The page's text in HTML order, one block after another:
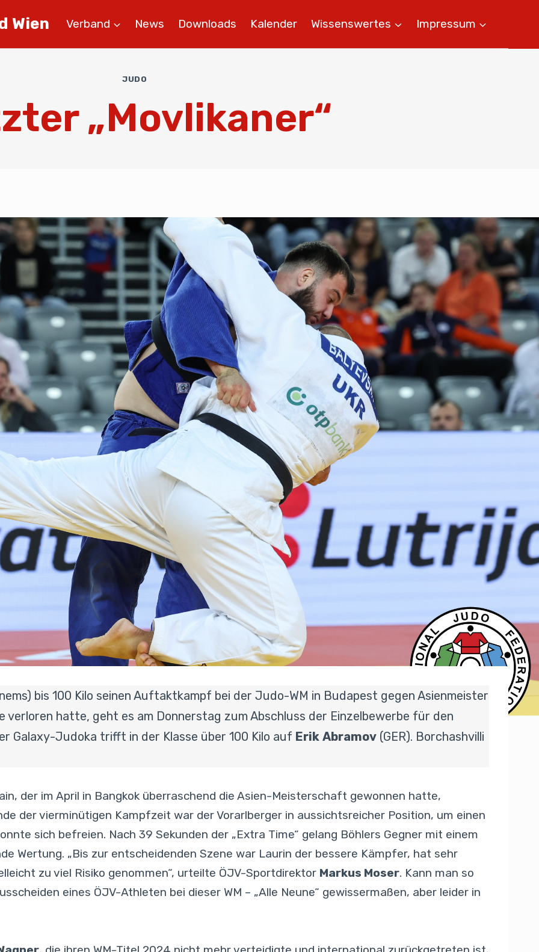
Wien Verband News Downloads Kalender Wissenswertes Impressum
JUDO
„Movlikaner“
bis 100 Kilo seinen Auftaktkampf bei der Judo-WM in Budapest gegen Asienmeister
verloren hatte, geht es am Donnerstag zum Abschluss der Einzelbewerbe für den
Galaxy-Judoka trifft in der Klasse über 100 Kilo auf Erik Abramov (GER). Borchashvilli
der im April in Bangkok überraschend die Asien-Meisterschaft gewonnen hatte,
der vierminütigen Kampfzeit war der Vorarlberger in aussichtsreicher Position, um einen
sich befreien. Nach 39 Sekunden der „Extra Time“ gelang Böhlers Gegner mit einem
Wertung. „Bis zur entscheidenden Szene war Laurin der bessere Kämpfer, hat sehr
zu viel Risiko genommen“, urteilte ÖJV-Sportdirektor Markus Moser. Kann man so
eines ÖJV-Athleten bei dieser WM – „Alle Neune“ gewissermaßen, aber leider in